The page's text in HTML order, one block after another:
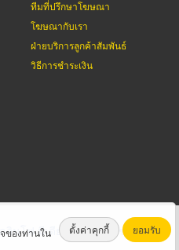
ทีมที่ปรึกษาโฆษณา
โฆษณากับเรา
ฝ่ายบริการลูกค้าสัมพันธ์
วิธีการชำระเงิน
อินโฟ มีเดีย จำกัด (มหาชน)
ของท่านใน
ตั้งค่าคุกกี้ ยอมรับ